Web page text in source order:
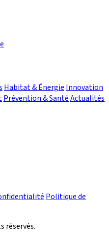
Habitat & Énergie Innovation
Prévention & SantéActualités
Politique de
réservés.